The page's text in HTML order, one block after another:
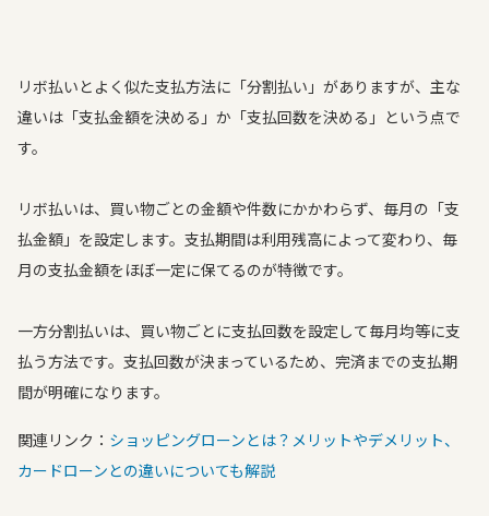
リボ払いとよく似た支払方法に「分割払い」がありますが、主な
違いは「支払金額を決める」か「支払回数を決める」という点で
す。
リボ払いは、買い物ごとの金額や件数にかかわらず、毎月の「支
払金額」を設定します。支払期間は利用残高によって変わり、毎
月の支払金額をほぼ一定に保てるのが特徴です。
一方分割払いは、買い物ごとに支払回数を設定して毎月均等に支
払う方法です。支払回数が決まっているため、完済までの支払期
間が明確になります。
関連リンク： ショッピングローンとは？メリットやデメリット、
カードローンとの違いについても解説